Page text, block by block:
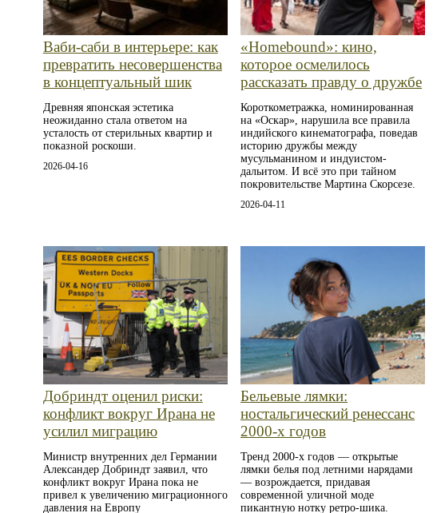
Ваби-саби в интерьере: как
превратить несовершенства
в концептуальный шик
Древняя японская эстетика
неожиданно стала ответом на
усталость от стерильных квартир и
показной роскоши.
2026-04-16
«Homebound»: кино,
которое осмелилось
рассказать правду о дружбе
Короткометражка, номинированная
на «Оскар», нарушила все правила
индийского кинематографа, поведав
историю дружбы между
мусульманином и индуистом-
дальитом. И всё это при тайном
покровительстве Мартина Скорсезе.
2026-04-11
Добриндт оценил риски:
конфликт вокруг Ирана не
усилил миграцию
Министр внутренних дел Германии
Александер Добриндт заявил, что
конфликт вокруг Ирана пока не
привел к увеличению миграционного
давления на Европу
Бельевые лямки:
ностальгический ренессанс
2000‑х годов
Тренд 2000‑х годов — открытые
лямки белья под летними нарядами
— возрождается, придавая
современной уличной моде
пикантную нотку ретро‑шика.